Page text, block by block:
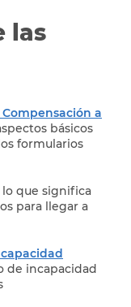
las
a
básicos
formularios
lo que significa
para llegar a
de incapacidad